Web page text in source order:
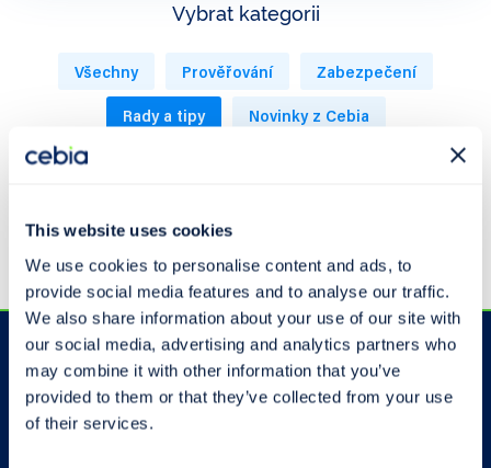
This website uses cookies
We use cookies to personalise content and ads, to
provide social media features and to analyse our traffic.
We also share information about your use of our site with
our social media, advertising and analytics partners who
may combine it with other information that you’ve
provided to them or that they’ve collected from your use
of their services.
Vybrat kategorii
Všechny Prověřování
Zabezpečení
Rady a tipy
Novinky z Cebia
Odběr novinek